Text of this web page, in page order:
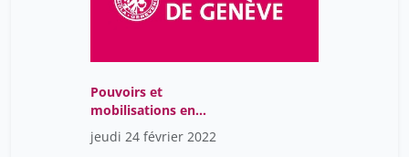
Pouvoirs et
mobilisations en
Amérique Latine : Une
perspective
jeudi 24 février 2022